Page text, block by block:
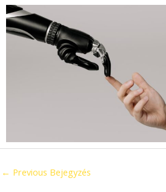
← Previous Bejegyzés